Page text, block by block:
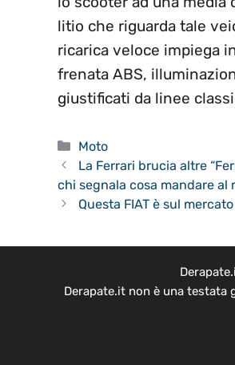
litio che riguarda tale
ricarica veloce impiega
frenata ABS,
giustificati da linee
Categorie
Moto
La Ferrari brucia altre
chi segnala cosa mandare al
Questa FIAT è sul
Derapate.it non è una